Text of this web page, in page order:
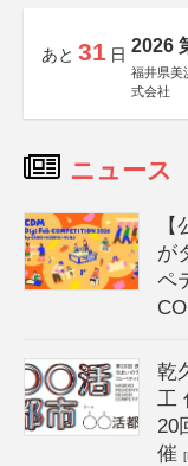
あと 31 日 2026
福井県美
式会社
ニュース
が
ペ
乾
工
20
催